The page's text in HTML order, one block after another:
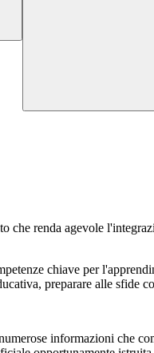
renda agevole
chiave per
preparare alle sfide
informazioni che